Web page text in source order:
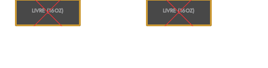
LIVRE (16OZ) LIVRE (16OZ)